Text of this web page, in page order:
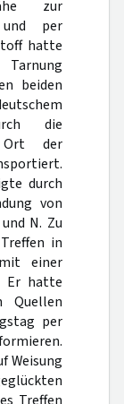
zur
und per
hatte
beiden
die
Ort der
durch
von
N. Zu
in
einer
Er hatte
per
Weisung